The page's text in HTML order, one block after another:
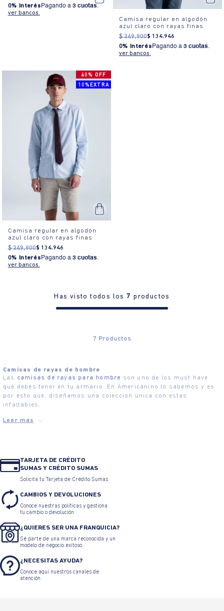
0% Interés Pagando a 3 cuotas.
ver bancos.
Camisa regular en algodón
azul claro con rayas finas
$ 249.900$ 134.946
0% Interés Pagando a 3 cuotas.
ver bancos.
40% OFF
10%EXTRA
Camisa regular en algodón
azul claro con rayas finas
$ 249.900$ 134.946
0% Interés Pagando a 3 cuotas.
ver bancos.
Has visto todos los 7 productos
7 Productos
Camisas de rayas de hombre
Las
camisas de rayas para hombre son uno de los must have
que debes tener en tu armario. En Americanino lo sabemos y es
por esto que, diseñamos una colección única con estas
infaltables.
TARJETA DE CRÉDITO
SUMAS Y CRÉDITO SUMAS
Solicita tu Tarjeta de Crédito Sumas
CAMBIOS Y DEVOLUCIONES
Conoce nuestras políticas y gestiona
tu cambio o devolución.
¿QUIERES SER UNA FRANQUICIA?
Sé parte de una marca reconocida y un
modelo de negocio exitoso.
¿NECESITAS AYUDA?
Conoce aquí nuestros canales de
atención.